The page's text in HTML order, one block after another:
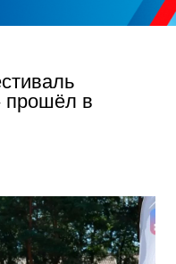
прошёл в